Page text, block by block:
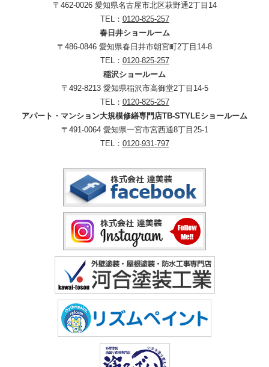
〒462-0026 愛知県名古屋市北区萩野通2丁目14
TEL： 0120-825-257
春日井ショールーム
〒486-0846 愛知県春日井市朝宮町2丁目14-8
TEL： 0120-825-257
稲沢ショールーム
〒492-8213 愛知県稲沢市高御堂2丁目14-5
TEL： 0120-825-257
アパート・マンション大規模修繕専門店TB-STYLEショールーム
〒491-0064 愛知県一宮市宮西通8丁目25-1
TEL： 0120-931-797